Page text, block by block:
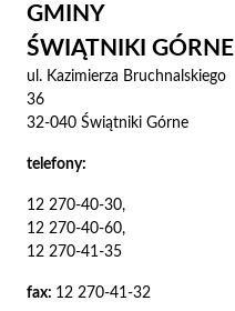
GMINY
ŚWIĄTNIKI GÓRNE
ul. Kazimierza Bruchnalskiego
36
32-040 Świątniki Górne
telefony:
12 270-40-30,
12 270-40-60,
12 270-41-35
fax: 12 270-41-32